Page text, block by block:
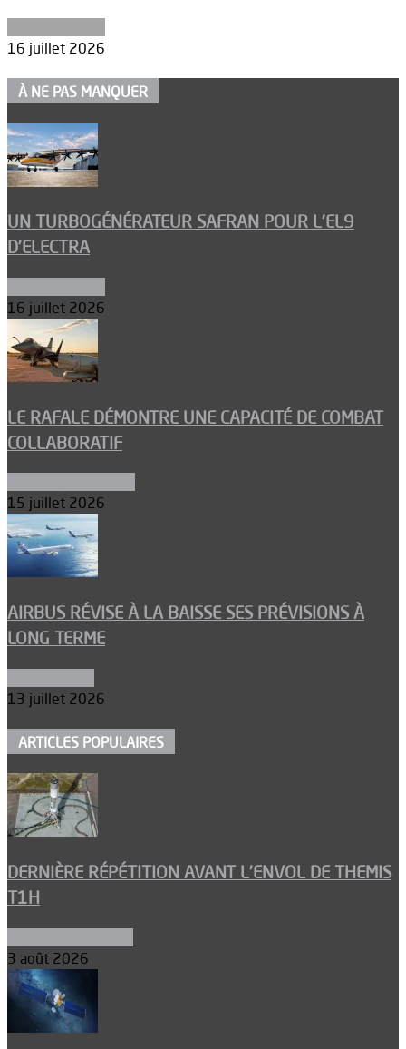
16 juillet 2026
À NE PAS MANQUER
UN TURBOGÉNÉRATEUR SAFRAN POUR L’EL9
D’ELECTRA
16 juillet 2026
LE RAFALE DÉMONTRE UNE CAPACITÉ DE COMBAT
COLLABORATIF
15 juillet 2026
AIRBUS RÉVISE À LA BAISSE SES PRÉVISIONS À
LONG TERME
13 juillet 2026
ARTICLES POPULAIRES
DERNIÈRE RÉPÉTITION AVANT L’ENVOL DE THEMIS
T1H
3 août 2026